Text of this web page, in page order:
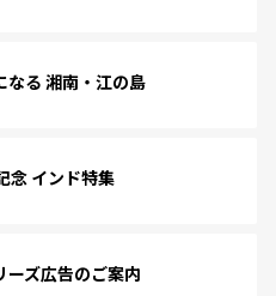
なる 湘南・江の島
念 インド特集
ーズ広告のご案内